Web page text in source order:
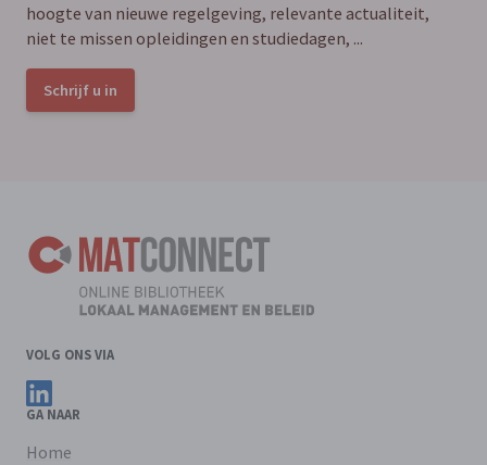
hoogte van nieuwe regelgeving, relevante actualiteit,
niet te missen opleidingen en studiedagen, ...
Schrijf u in
VOLG ONS VIA
Volg ons op LinkedIn
GA NAAR
Home